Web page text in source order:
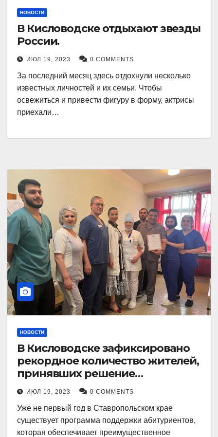
НОВОСТИ
В Кисловодске отдыхают звезды
России.
ИЮЛ 19, 2023 0 COMMENTS
За последний месяц здесь отдохнули несколько
известных личностей и их семьи. Чтобы
освежиться и привести фигуру в форму, актрисы
приехали…
НОВОСТИ
В Кисловодске зафиксировано
рекордное количество жителей,
принявших решение
воспользоваться
установленными мерами, с
целью поступления в
медицинский вуз в районе.
ИЮЛ 19, 2023 0 COMMENTS
Уже не первый год в Ставропольском крае
существует программа поддержки абитуриентов,
которая обеспечивает преимущественное